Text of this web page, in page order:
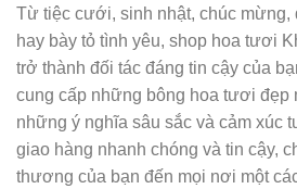
Từ tiệc cưới, sinh nhật, chúc mừng,
hay bày tỏ tình yêu, shop hoa tươi
trở thành đối tác đáng tin cậy của
cung cấp những bông hoa tươi đẹp
những ý nghĩa sâu sắc và cảm xúc
giao hàng nhanh chóng và tin cậy,
thương của bạn đến mọi nơi một